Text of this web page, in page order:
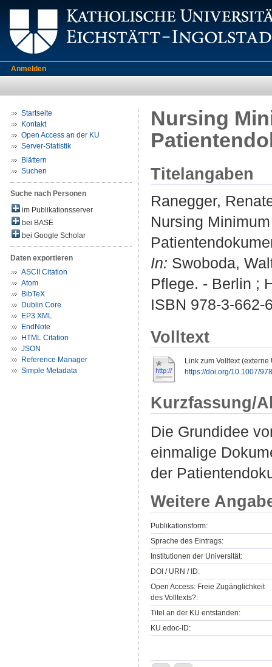
Anmelden
Startseite
Kontakt
Open Access an der KU
Server-Statistik
Blättern
Suchen
Suche nach Personen
im Publikationsserver
bei BASE
bei Google Scholar
Daten exportieren
ASCII Citation
Atom
BibTeX
Dublin Core
EP3 XML
EndNote
HTML Citation
JSON
Reference Manager
Simple Metadata
Nursing
Titelangaben
Ranegger,
Nursing
In: Swoboda,
Pflege. - Berlin ;
ISBN 978-3-662-
Volltext
Link zum Volltext (externe
https://doi.org/10.1007/
Kurzfassung/
Die Grundidee
einmalige
der
Weitere
Publikationsform:
Sprache des Eintrags:
Institutionen der Universität:
DOI / URN / ID:
Open Access: Freie Zugänglichkeit
des Volltexts?:
Titel an der KU entstanden:
KU.edoc-ID: